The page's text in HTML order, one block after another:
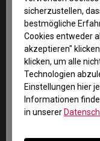
sicherzustellen,
bestmögliche
Cookies entweder
akzeptieren"
klicken, um alle
Technologien
Einstellungen hier
Informationen
in unserer
erfolgen.
2. Anschließend
Technical Support
wird versuchen,
zu unterstützen
3. Sobald der
bestätigt worden
Produkt
4. Sie müssen